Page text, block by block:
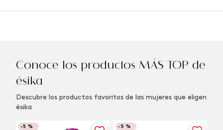
Conoce los productos MÁS TOP de
ésika
Descubre los productos favoritos de las mujeres que eligen
ésika
-5 % -5 %